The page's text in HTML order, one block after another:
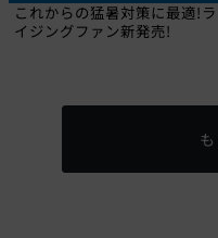
これからの猛暑対策に最適!ラ
イジングファン新発売!